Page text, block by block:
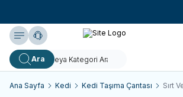
Yardım
Ara
Ana Sayfa Kedi Kedi Taşıma Çantası Sırt